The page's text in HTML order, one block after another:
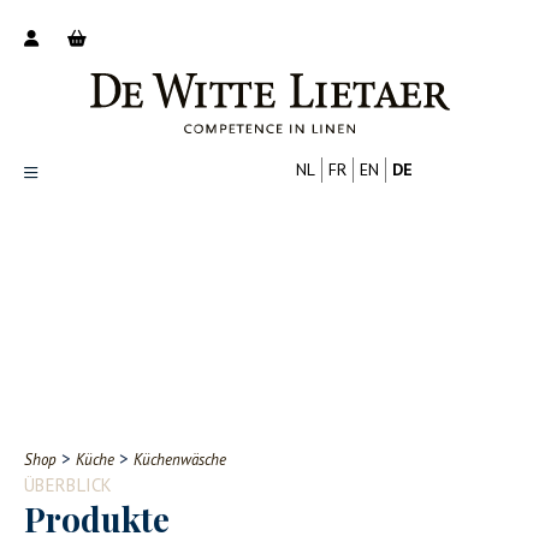
Contact
NL FR EN DE
Shop > Küche > Küchenwäsche
ÜBERBLICK
Produkte